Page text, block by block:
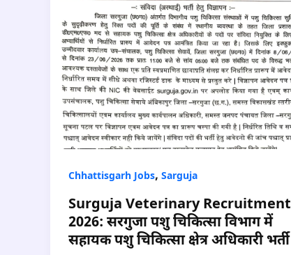
Chhattisgarh Jobs, Sarguja
Surguja Veterinary Recruitment
2026: सरगुजा पशु चिकित्सा विभाग में
सहायक पशु चिकित्सा क्षेत्र अधिकारी भर्ती